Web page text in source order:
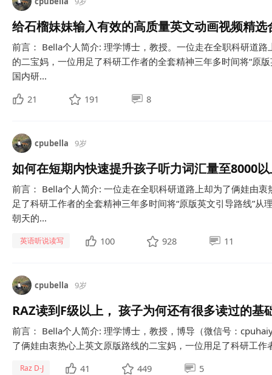
给石榴妹妹输入有效的高质量英文动画视频精选
前言： Bella个人简介: 理学博士，教授。一位走在全职科研道
的二宝妈，一位用足了科研工作者的全套精神三年多时间将“原
国内研...
21
191 8
cpubella 9岁
如何在短期内快速提升孩子听力词汇量至8000
前言： Bella个人简介: 一位走在全职科研道路上却为了俩娃由
足了科研工作者的全套精神三年多时间将“原版英文引导路线”从
朝天的...
英语听说读写 100 928 11
cpubella 9岁
RAZ读到F级以上， 孩子为何还有很多读过的基
前言： Bella个人简介: 理学博士，教授，博导（微信号：
了俩娃由衷热心上英文原版路线的二宝妈，一位用足了科研工作
Raz D-J 41 449 5